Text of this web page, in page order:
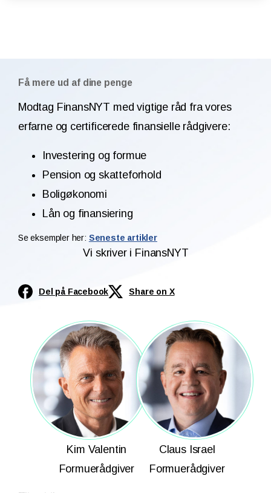
Få mere ud af dine penge
Modtag FinansNYT med vigtige råd fra vores
erfarne og certificerede finansielle rådgivere:
Investering og formue
Pension og skatteforhold
Boligøkonomi
Lån og finansiering
Se eksempler her: Seneste artikler
Vi skriver i FinansNYT
Del på Facebook Share on X
Kim Valentin
Formuerådgiver
Claus Israel
Formuerådgiver